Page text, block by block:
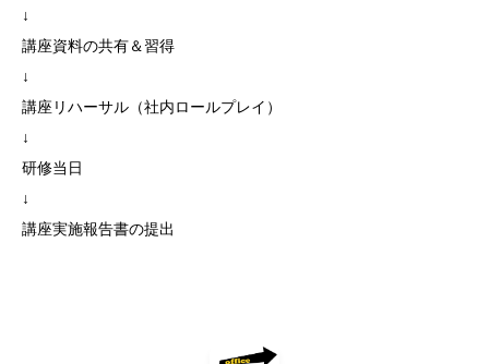
↓
講座資料の共有＆習得
↓
講座リハーサル（社内ロールプレイ）
↓
研修当日
↓
講座実施報告書の提出